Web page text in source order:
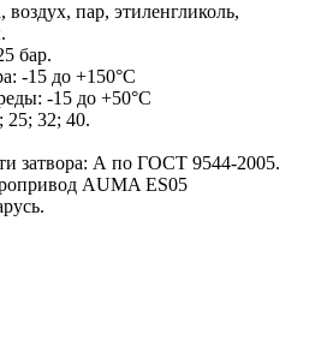
воздух, пар, этиленгликоль,
бар.
-15 до +150°С
-15 до +50°С
25; 32; 40.
затвора: А по ГОСТ 9544-2005.
AUMA ES05